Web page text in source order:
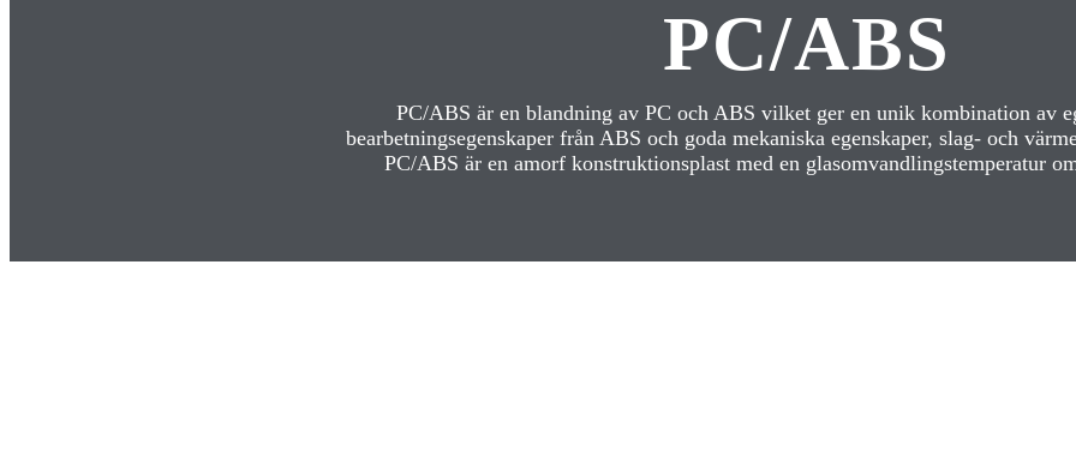
PC/ABS
PC/ABS är en blandning av PC och ABS vilket ger en unik kombination av
bearbetningsegenskaper från ABS och goda mekaniska egenskaper, slag- och
PC/ABS är en amorf konstruktionsplast med en glasomvandlingstemperatur